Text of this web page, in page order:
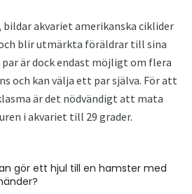
akvariet amerikanska ciklider
blir utmärkta föräldrar till sina
är dock endast möjligt om flera
och kan välja ett par själva. För att
är det nödvändigt att mata
i akvariet till 29 grader.
gör ett hjul till en hamster med